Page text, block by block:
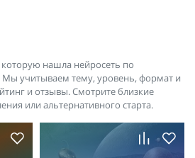
нашла нейросеть по
Мы учитываем тему, уровень, формат и
и отзывы. Смотрите близкие
или альтернативного старта.